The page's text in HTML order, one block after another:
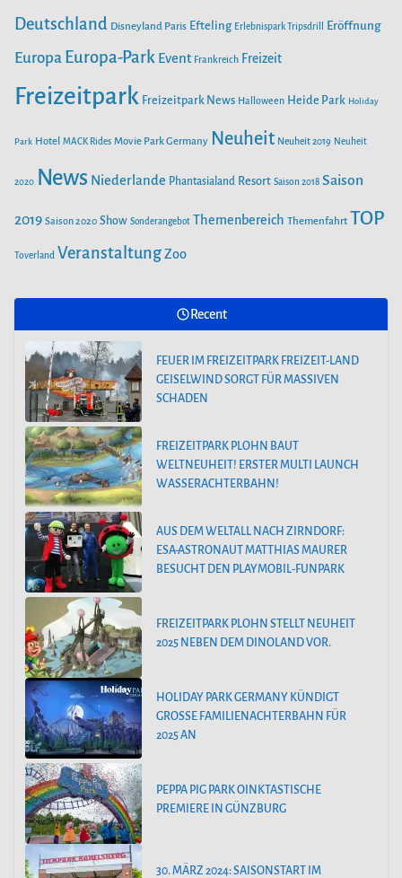
n
o
r
m
e
Deutschland Disneyland Paris Efteling Erlebnispark Tripsdrill Eröffnung
Europa Europa-Park Event Frankreich Freizeit
Freizeitpark Freizeitpark News Halloween Heide Park Holiday
Park Hotel MACK Rides Movie Park Germany Neuheit Neuheit 2019 Neuheit
2020 News Niederlande Phantasialand Resort Saison 2018 Saison
2019 Saison 2020 Show Sonderangebot Themenbereich Themenfahrt TOP
Toverland VeranstaltungZoo
Recent
FEUER IM FREIZEITPARK FREIZEIT-LAND
GEISELWIND SORGT FÜR MASSIVEN
SCHADEN
FREIZEITPARK PLOHN BAUT
WELTNEUHEIT! ERSTER MULTI LAUNCH
WASSERACHTERBAHN!
AUS DEM WELTALL NACH ZIRNDORF:
ESA-ASTRONAUT MATTHIAS MAURER
BESUCHT DEN PLAYMOBIL-FUNPARK
FREIZEITPARK PLOHN STELLT NEUHEIT
2025 NEBEN DEM DINOLAND VOR.
HOLIDAY PARK GERMANY KÜNDIGT
GROSSE FAMILIENACHTERBAHN FÜR 2
025 AN
PEPPA PIG PARK OINKTASTISCHE
PREMIERE IN GÜNZBURG
30. MÄRZ 2024: SAISONSTART IM